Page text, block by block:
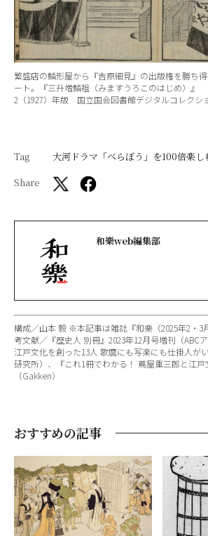
繁盛店の鱗形屋から『吉原細見』の出版権を勝ち
ート。『三升増鱗祖（みますうろこのはじめ）
2（1927）年版 国立国会図書館デジタルコレクシ
Tag
大河ドラマ「べらぼう」を100倍楽
Share
和樂web編集部
構成／山本 毅 ※本記事は雑誌『和樂（2025年2・3
考文献／『歴史人 別冊』2023年12月号増刊（ABC
江戸文化を創った13人 歌麿にも写楽にも仕掛人が
研究所）、『これ1冊でわかる！ 蔦屋重三郎と江
（Gakken）
おすすめの記事